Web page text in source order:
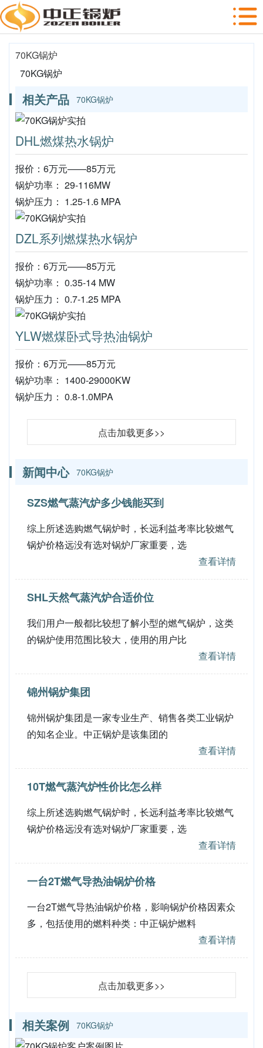
70KG锅炉
70KG锅炉
相关产品 70KG锅炉
DHL燃煤热水锅炉
报价：6万元——85万元
锅炉功率： 29-116MW
锅炉压力： 1.25-1.6 MPA
DZL系列燃煤热水锅炉
报价：6万元——85万元
锅炉功率： 0.35-14 MW
锅炉压力： 0.7-1.25 MPA
YLW燃煤卧式导热油锅炉
报价：6万元——85万元
锅炉功率： 1400-29000KW
锅炉压力： 0.8-1.0MPA
点击加载更多>>
新闻中心 70KG锅炉
SZS燃气蒸汽炉多少钱能买到
综上所述选购燃气锅炉时，长远利益考率比较燃气
锅炉价格远没有选对锅炉厂家重要，选
查看详情
SHL天然气蒸汽炉合适价位
我们用户一般都比较想了解小型的燃气锅炉，这类
的锅炉使用范围比较大，使用的用户比
查看详情
锦州锅炉集团
锦州锅炉集团是一家专业生产、销售各类工业锅炉
的知名企业。中正锅炉是该集团的
查看详情
10T燃气蒸汽炉性价比怎么样
综上所述选购燃气锅炉时，长远利益考率比较燃气
锅炉价格远没有选对锅炉厂家重要，选
查看详情
一台2T燃气导热油锅炉价格
一台2T燃气导热油锅炉价格，影响锅炉价格因素众
多，包括使用的燃料种类：中正锅炉燃料
查看详情
点击加载更多>>
相关案例 70KG锅炉